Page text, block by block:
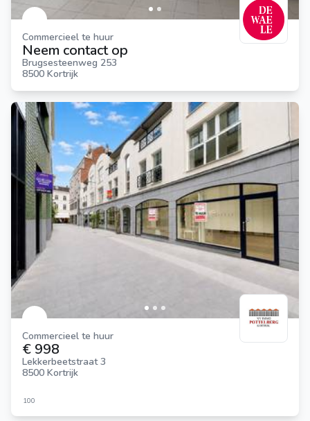
Commercieel te huur
Neem contact op
Brugsesteenweg 253
8500 Kortrijk
Commercieel te huur
€ 998
Lekkerbeetstraat 3
8500 Kortrijk
100